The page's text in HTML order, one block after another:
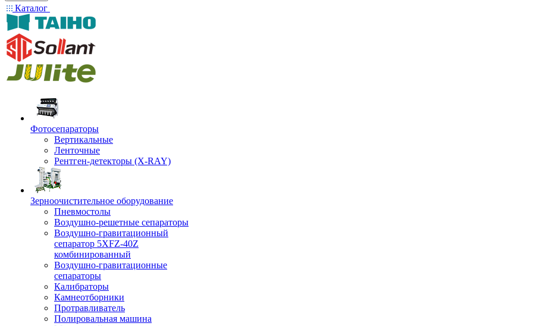
Каталог
Фотосепараторы
Вертикальные
Ленточные
Рентген-детекторы (X-RAY)
Зерноочистительное оборудование
Пневмостолы
Воздушно-решетные сепараторы
Воздушно-гравитационный
сепаратор 5XFZ-40Z
комбинированный
Воздушно-гравитационные
сепараторы
Калибраторы
Камнеотборники
Протравливатель
Полировальная машина